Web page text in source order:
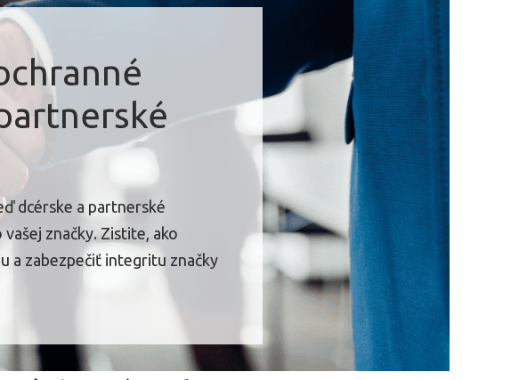
dcérske a partnerské
značky. Zistite, ako
a zabezpečiť integritu značky